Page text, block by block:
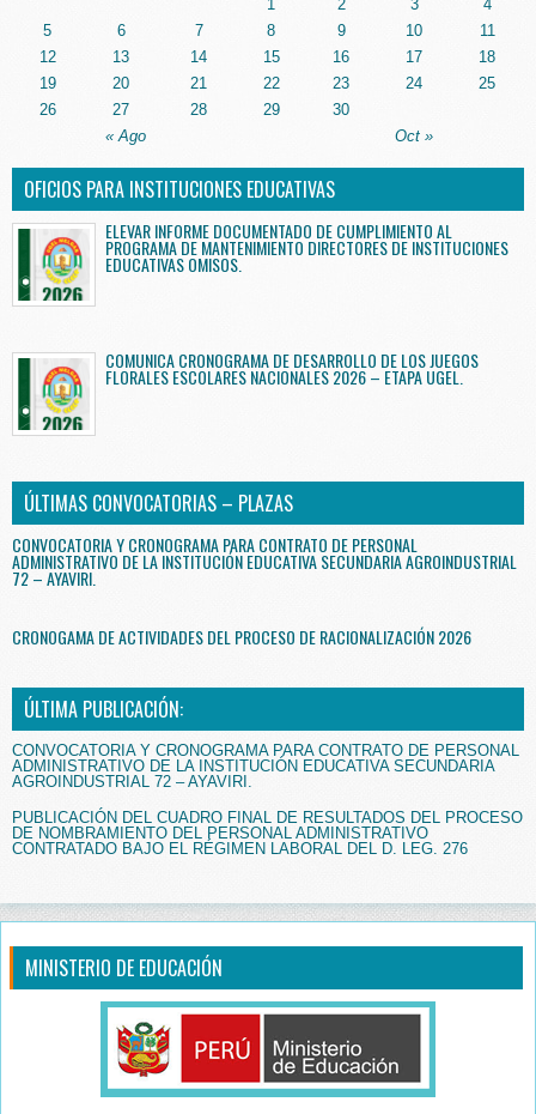
« Ago Oct »
1 2 3
4
5
6 7 8 9 10
11
12
13 14 15 16 17
18
19
20 21 22 23 24
25
26
27 28 29 30
OFICIOS PARA INSTITUCIONES EDUCATIVAS
ELEVAR INFORME DOCUMENTADO DE CUMPLIMIENTO AL
PROGRAMA DE MANTENIMIENTO DIRECTORES DE INSTITUCIONES
EDUCATIVAS OMISOS.
COMUNICA CRONOGRAMA DE DESARROLLO DE LOS JUEGOS
FLORALES ESCOLARES NACIONALES 2026 – ETAPA UGEL.
ÚLTIMAS CONVOCATORIAS – PLAZAS
CONVOCATORIA Y CRONOGRAMA PARA CONTRATO DE PERSONAL
ADMINISTRATIVO DE LA INSTITUCIÓN EDUCATIVA SECUNDARIA AGROINDUSTRIAL
72 – AYAVIRI.
CRONOGAMA DE ACTIVIDADES DEL PROCESO DE RACIONALIZACIÓN 2026
ÚLTIMA PUBLICACIÓN:
CONVOCATORIA Y CRONOGRAMA PARA CONTRATO DE PERSONAL
ADMINISTRATIVO DE LA INSTITUCIÓN EDUCATIVA SECUNDARIA
AGROINDUSTRIAL 72 – AYAVIRI.
PUBLICACIÓN DEL CUADRO FINAL DE RESULTADOS DEL PROCESO
DE NOMBRAMIENTO DEL PERSONAL ADMINISTRATIVO
CONTRATADO BAJO EL RÉGIMEN LABORAL DEL D. LEG. 276
MINISTERIO DE EDUCACIÓN